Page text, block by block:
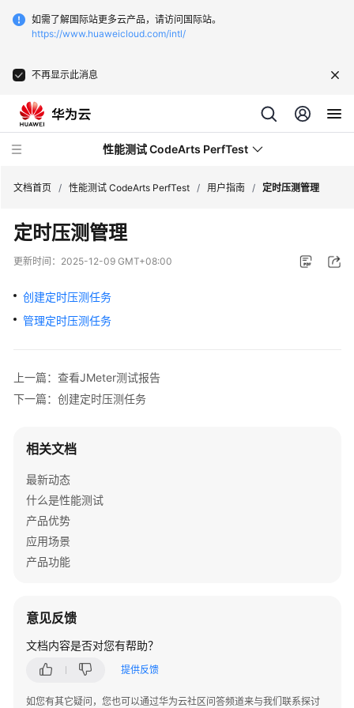
如需了解国际站更多云产品，请访问国际站。
https://www.huaweicloud.com/intl/
不再显示此消息
性能测试 CodeArts PerfTest
最
新
态
产
绍
说
快
速
入
门
户
指
南
能
文档首页 / 性能测试 CodeArts PerfTest / 用户指南 / 定时压测管理
定时压测管理
更新时间： 2025-12-09 GMT+08:00
创建定时压测任务
管理定时压测任务
上一篇：查看JMeter测试报告
下一篇：创建定时压测任务
相关文档
最新动态
什么是性能测试
产品优势
应用场景
产品功能
意见反馈
文档内容是否对您有帮助？
提供反馈
如您有其它疑问，您也可以通过华为云社区问答频道来与我们联系探讨